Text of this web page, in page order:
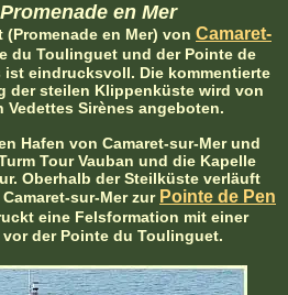
en Mer
en Mer) von Camaret-
du Toulinguet und der Pointe de
ist eindrucksvoll. Die kommentierte
der steilen Klippenküste wird von
Sirènes angeboten.
Hafen von Camaret-sur-Mer und
Tour Vauban und die Kapelle
Oberhalb der Steilküste verläuft
sur-Mer zur Pointe de Pen
eine Felsformation mit einer
der Pointe du Toulinguet.